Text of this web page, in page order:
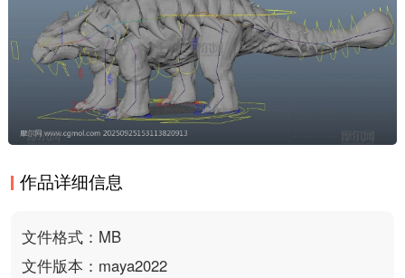
作品详细信息
文件格式：MB
文件版本：maya2022